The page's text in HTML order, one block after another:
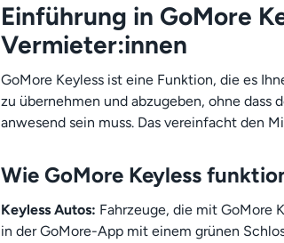
Einführung in GoMore
Vermieter:innen
GoMore Keyless ist eine Funktion, die es
zu übernehmen und abzugeben, ohne dass
anwesend sein muss. Das vereinfacht den
Wie GoMore Keyless
Keyless Autos: Fahrzeuge, die mit GoMore
in der GoMore-App mit einem grünen